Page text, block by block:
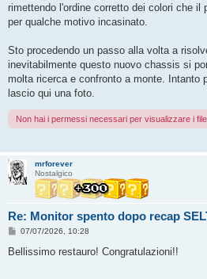
rimettendo l'ordine corretto dei colori che il
per qualche motivo incasinato.
Sto procedendo un passo alla volta a
inevitabilmente questo nuovo chassis si
molta ricerca e confronto a monte. Intanto
lascio qui una foto.
Non hai i permessi necessari per visualizzare i
mrforever
Nostalgico
Re: Monitor spento dopo recap
M
s
07/07/2026, 10:28
Bellissimo restauro! Congratulazioni!!